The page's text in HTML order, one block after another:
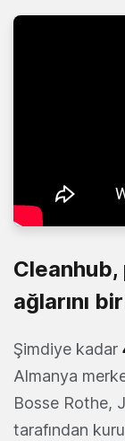
ağlarını
Şimdiye kadar
Almanya
Bosse Rothe,
tarafından